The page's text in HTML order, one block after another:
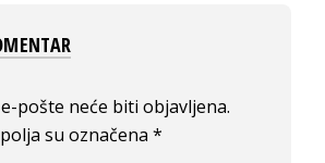
pošte neće biti objavljena.
su označena*